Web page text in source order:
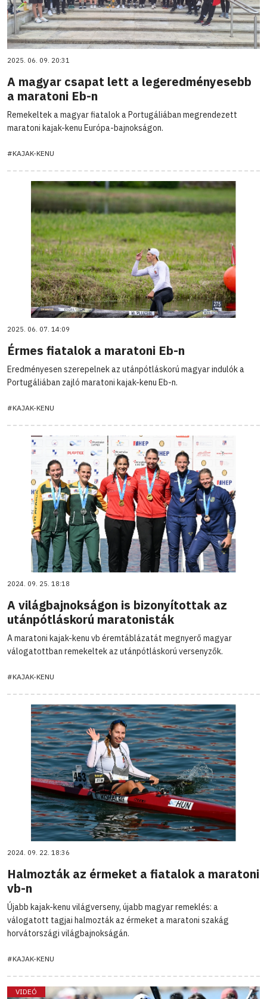
2025. 06. 09. 20:31
A magyar csapat lett a legeredményesebb
a maratoni Eb-n
Remekeltek a magyar fiatalok a Portugáliában megrendezett
maratoni kajak-kenu Európa-bajnokságon.
#KAJAK-KENU
2025. 06. 07. 14:09
Érmes fiatalok a maratoni Eb-n
Eredményesen szerepelnek az utánpótláskorú magyar indulók a
Portugáliában zajló maratoni kajak-kenu Eb-n.
#KAJAK-KENU
2024. 09. 25. 18:18
A világbajnokságon is bizonyítottak az
utánpótláskorú maratonisták
A maratoni kajak-kenu vb éremtáblázatát megnyerő magyar
válogatottban remekeltek az utánpótláskorú versenyzők.
#KAJAK-KENU
2024. 09. 22. 18:36
Halmozták az érmeket a fiatalok a maratoni
vb-n
Újabb kajak-kenu világverseny, újabb magyar remeklés: a
válogatott tagjai halmozták az érmeket a maratoni szakág
horvátországi világbajnokságán.
#KAJAK-KENU
VIDEÓ